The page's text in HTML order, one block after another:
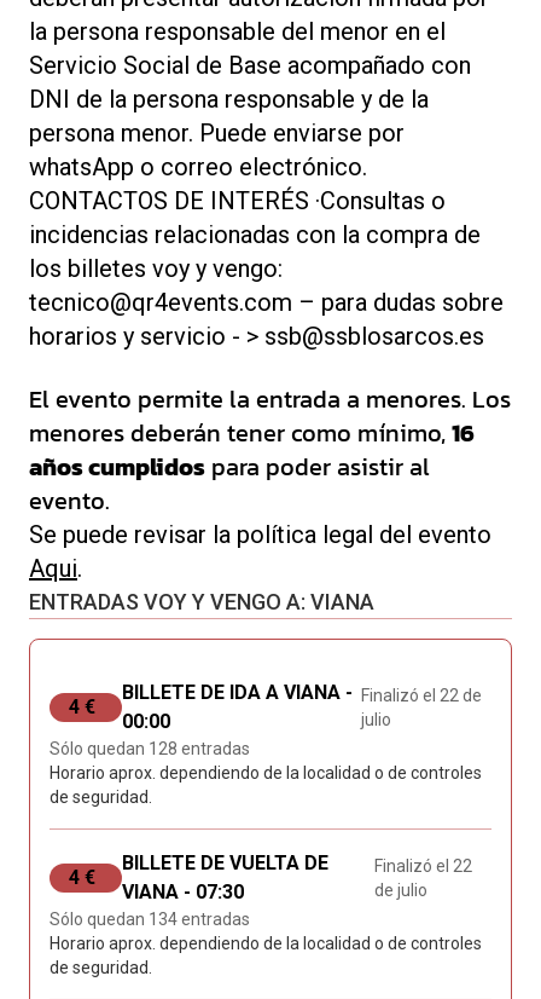
la persona responsable del menor en el
Servicio Social de Base acompañado con
DNI de la persona responsable y de la
persona menor. Puede enviarse por
whatsApp o correo electrónico.
CONTACTOS DE INTERÉS ·Consultas o
incidencias relacionadas con la compra de
los billetes voy y vengo:
tecnico@qr4events.com – para dudas sobre
horarios y servicio - > ssb@ssblosarcos.es
El evento permite la entrada a menores. Los
menores deberán tener como mínimo,16
años cumplidos para poder asistir al
evento.
Se puede revisar la política legal del evento
Aqui.
ENTRADAS VOY Y VENGO A: VIANA
4 €
BILLETE DE IDA A VIANA -
00:00
Finalizó el 22 de
julio
Sólo quedan 128 entradas
Horario aprox. dependiendo de la localidad o de controles
de seguridad.
4 €
BILLETE DE VUELTA DE
VIANA - 07:30
Finalizó el 22
de julio
Sólo quedan 134 entradas
Horario aprox. dependiendo de la localidad o de controles
de seguridad.